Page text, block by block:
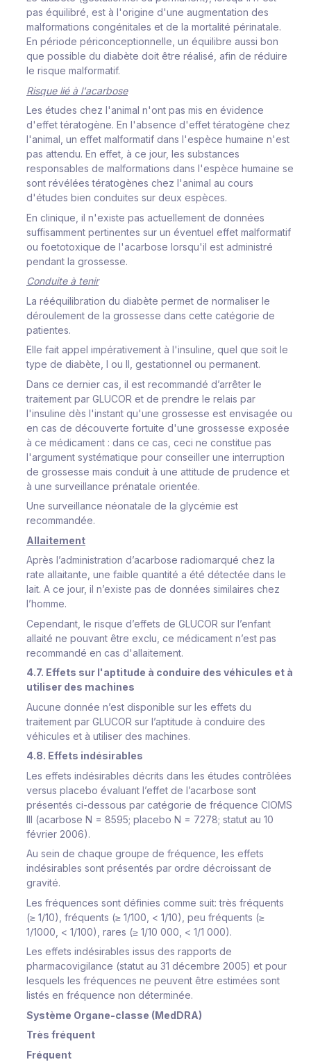
pas équilibré, est à l'origine d'une augmentation des
malformations congénitales et de la mortalité périnatale.
En période périconceptionnelle, un équilibre aussi bon
que possible du diabète doit être réalisé, afin de réduire
le risque malformatif.
Risque lié à l'acarbose
Les études chez l'animal n'ont pas mis en évidence
d'effet tératogène. En l'absence d'effet tératogène chez
l'animal, un effet malformatif dans l'espèce humaine n'est
pas attendu. En effet, à ce jour, les substances
responsables de malformations dans l'espèce humaine se
sont révélées tératogènes chez l'animal au cours
d'études bien conduites sur deux espèces.
En clinique, il n'existe pas actuellement de données
suffisamment pertinentes sur un éventuel effet malformatif
ou foetotoxique de l'acarbose lorsqu'il est administré
pendant la grossesse.
Conduite à tenir
La rééquilibration du diabète permet de normaliser le
déroulement de la grossesse dans cette catégorie de
patientes.
Elle fait appel impérativement à l'insuline, quel que soit le
type de diabète, I ou II, gestationnel ou permanent.
Dans ce dernier cas, il est recommandé d’arrêter le
traitement par GLUCOR et de prendre le relais par
l'insuline dès l'instant qu'une grossesse est envisagée ou
en cas de découverte fortuite d'une grossesse exposée
à ce médicament : dans ce cas, ceci ne constitue pas
l'argument systématique pour conseiller une interruption
de grossesse mais conduit à une attitude de prudence et
à une surveillance prénatale orientée.
Une surveillance néonatale de la glycémie est
recommandée.
Allaitement
Après l’administration d’acarbose radiomarqué chez la
rate allaitante, une faible quantité a été détectée dans le
lait. A ce jour, il n’existe pas de données similaires chez
l’homme.
Cependant, le risque d’effets de GLUCOR sur l’enfant
allaité ne pouvant être exclu, ce médicament n’est pas
recommandé en cas d'allaitement.
4.7. Effets sur l'aptitude à conduire des véhicules et à
utiliser des machines
Aucune donnée n’est disponible sur les effets du
traitement par GLUCOR sur l’aptitude à conduire des
véhicules et à utiliser des machines.
4.8. Effets indésirables
Les effets indésirables décrits dans les études contrôlées
versus placebo évaluant l’effet de l’acarbose sont
présentés ci-dessous par catégorie de fréquence CIOMS
III (acarbose N = 8595; placebo N = 7278; statut au 10
février 2006).
Au sein de chaque groupe de fréquence, les effets
indésirables sont présentés par ordre décroissant de
gravité.
Les fréquences sont définies comme suit: très fréquents
(≥ 1/10), fréquents (≥ 1/100, < 1/10), peu fréquents (≥
1/1000, < 1/100), rares (≥ 1/10 000, < 1/1 000).
Les effets indésirables issus des rapports de
pharmacovigilance (statut au 31 décembre 2005) et pour
lesquels les fréquences ne peuvent être estimées sont
listés en fréquence non déterminée.
Système Organe-classe (MedDRA)
Très fréquent
Fréquent